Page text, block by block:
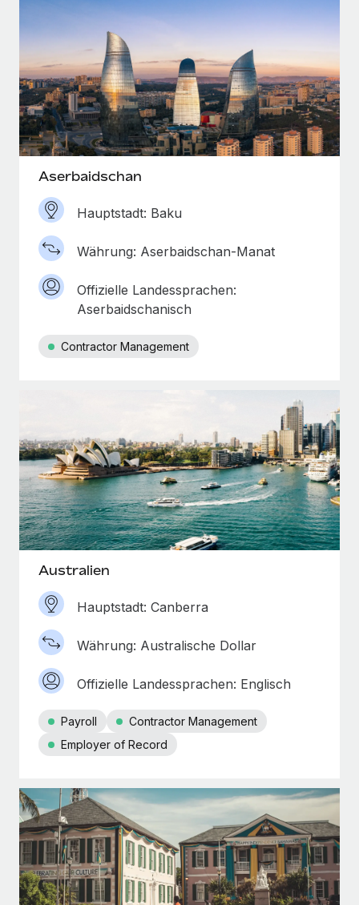
Aserbaidschan
Hauptstadt: Baku
Währung: Aserbaidschan-Manat
Offizielle Landessprachen:
Aserbaidschanisch
Contractor Management
Australien
Hauptstadt: Canberra
Währung: Australische Dollar
Offizielle Landessprachen: Englisch
Payroll
Contractor Management
Employer of Record